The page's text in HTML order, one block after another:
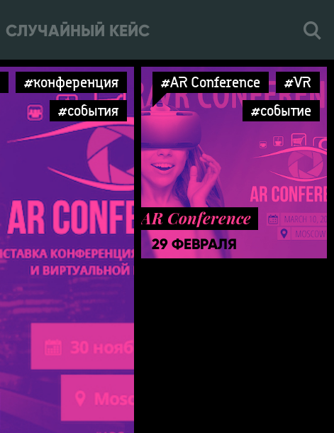
СЛУЧАЙНЫЙ КЕЙС
#конференция
#события
#AR Conference
#VR
#событие
AR Conference
29 ФЕВРАЛЯ